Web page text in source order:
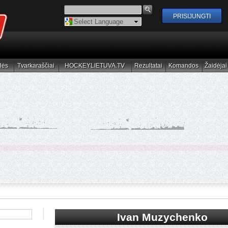
Powered by
Tvarkaraščiai
Tvarkaraščiai HOCKEYLIETUVA.TV
HOCKEYLIETUVA.TV Rezultatai
Rezultatai Komandos
Komandos Žaidėjai
Žaidėjai
Ivan Muzychenko